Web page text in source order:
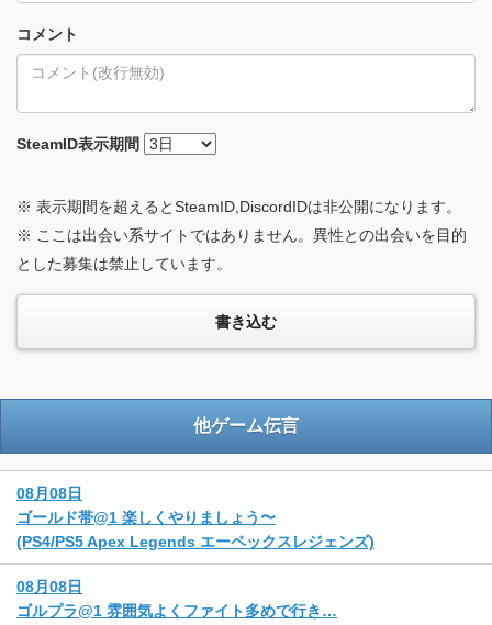
コメント
SteamID表示期間
※ 表示期間を超えるとSteamID,DiscordIDは非公開になります。
※ ここは出会い系サイトではありません。異性との出会いを目的
とした募集は禁止しています。
他ゲーム伝言
08月08日
ゴールド帯@1 楽しくやりましょう〜
(PS4/PS5 Apex Legends エーペックスレジェンズ)
08月08日
ゴルプラ@1 雰囲気よくファイト多めで行き…